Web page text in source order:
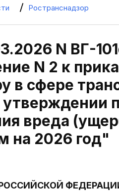
Ространснадзор
N ВГ-
N 2 к
сфере
вреда
на 2026 год"